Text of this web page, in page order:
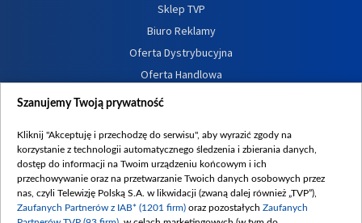
Sklep TVP
Biuro Reklamy
Oferta Dystrybucyjna
Oferta Handlowa
Dostępność
Procedura zgłoszeń wewnętrznych
Szanujemy Twoją prywatność
Kliknij "Akceptuję i przechodzę do serwisu", aby wyrazić zgody na
korzystanie z technologii automatycznego śledzenia i zbierania danych,
dostęp do informacji na Twoim urządzeniu końcowym i ich
przechowywanie oraz na przetwarzanie Twoich danych osobowych przez
nas, czyli Telewizję Polską S.A. w likwidacji (zwaną dalej również „TVP”),
Zaufanych Partnerów z IAB* (1201 firm) oraz pozostałych Zaufanych